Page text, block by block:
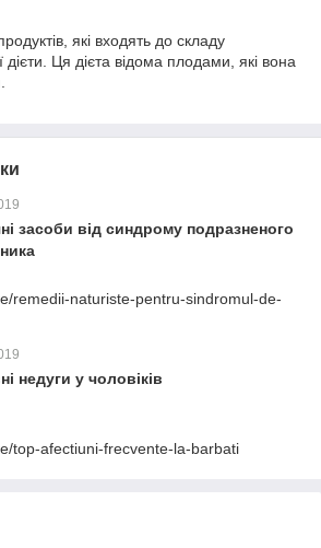
які входять до складу
Ця дієта відома плодами, які вона
засоби від синдрому подразненого
remedii-naturiste-pentru-sindromul-de-
недуги у чоловіків
top-afectiuni-frecvente-la-barbati